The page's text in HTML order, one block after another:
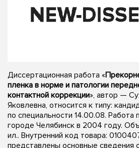
Диссертационная работа «
пленка в норме и патологии
контактной коррекции», автор —
Яковлевна, относится к типу:
по специальности 14.00.08. Работа
городе Челябинск в 2004 году.
ил.. Внутренний код товара:
представлены основные сведения